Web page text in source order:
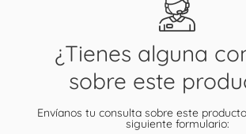
¿Tienes alguna
sobre este
Envíanos tu consulta sobre este
siguiente formulario: